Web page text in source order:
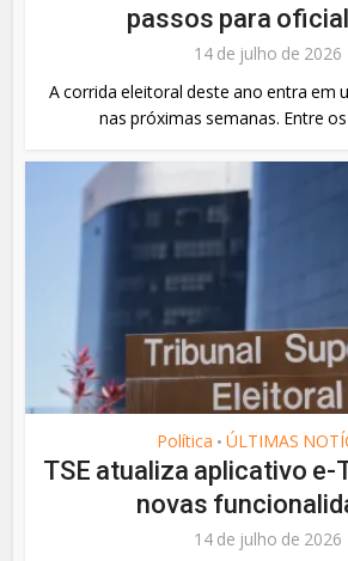
passos para
14 de julho de 2026
A corrida eleitoral deste ano entra em
nas próximas semanas. Entre os
Política • ÚLTIMAS
TSE atualiza aplicativo e-
novas
14 de julho de 2026